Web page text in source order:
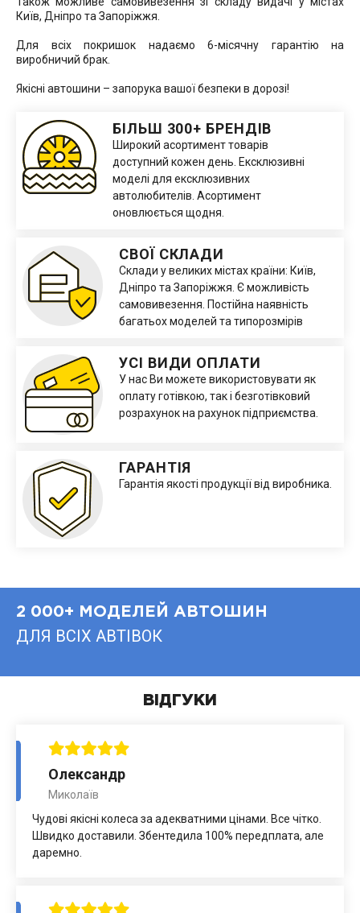
Київ, Дніпро та Запоріжжя.
Для всіх покришок надаємо 6-місячну гарантію на
виробничий брак.
Якісні автошини – запорука вашої безпеки в дорозі!
БІЛЬШ 300+ БРЕНДІВ
Широкий асортимент товарів
доступний кожен день. Ексклюзивні
моделі для ексклюзивних
автолюбителів. Асортимент
оновлюється щодня.
СВОЇ СКЛАДИ
Склади у великих містах країни: Київ,
Дніпро та Запоріжжя. Є можливість
самовивезення. Постійна наявність
багатьох моделей та типорозмірів
УСІ ВИДИ ОПЛАТИ
У нас Ви можете використовувати як
оплату готівкою, так і безготівковий
розрахунок на рахунок підприємства.
ГАРАНТІЯ
Гарантія якості продукції від виробника.
2 000+ МОДЕЛЕЙ АВТОШИН
ДЛЯ ВСІХ АВТІВОК
ВІДГУКИ
Олександр
Миколаїв
Чудові якісні колеса за адекватними цінами. Все чітко.
Швидко доставили. Збентедила 100% передплата, але
даремно.